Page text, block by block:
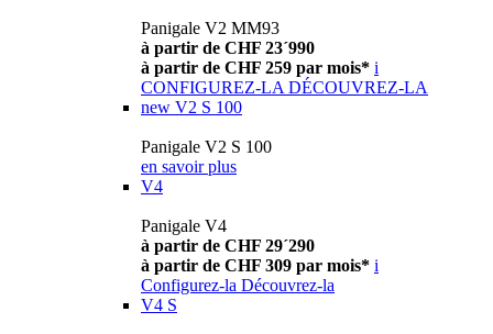
Panigale V2 MM93
à partir de CHF 23´990
à partir de CHF 259 par mois* i
CONFIGUREZ-LA DÉCOUVREZ-LA
new V2 S 100
Panigale V2 S 100
en savoir plus
V4
Panigale V4
à partir de CHF 29´290
à partir de CHF 309 par mois* i
Configurez-la Découvrez-la
V4 S